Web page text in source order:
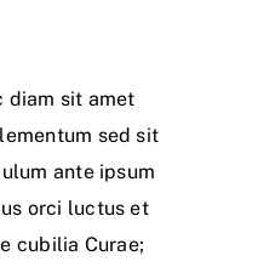
diam sit amet
sed sit
ante ipsum
orci luctus et
cubilia Curae;